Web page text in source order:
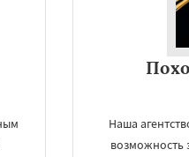
Наша
возможность